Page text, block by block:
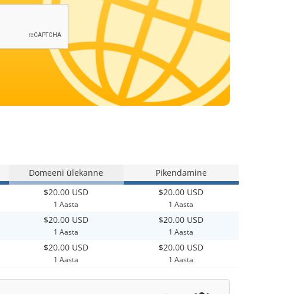
Domeeni ülekanne Pikendamine
$20.00 USD
1 Aasta
$20.00 USD
1 Aasta
$20.00 USD
1 Aasta
$20.00 USD
1 Aasta
$20.00 USD
1 Aasta
$20.00 USD
1 Aasta